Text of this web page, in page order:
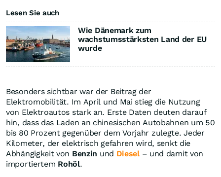
Lesen Sie auch
Wie Dänemark zum
wachstumsstärksten Land der EU
wurde
Besonders sichtbar war der Beitrag der
Elektromobilität. Im April und Mai stieg die Nutzung
von Elektroautos stark an. Erste Daten deuten darauf
hin, dass das Laden an chinesischen Autobahnen um 50
bis 80 Prozent gegenüber dem Vorjahr zulegte. Jeder
Kilometer, der elektrisch gefahren wird, senkt die
Abhängigkeit von Benzin und Diesel– und damit von
importiertem Rohöl.